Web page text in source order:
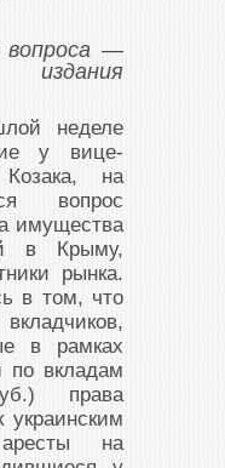
вопроса —
неделе
у вице-
на
вопрос
имущества
в Крыму,
рынка.
в том, что
в рамках
по вкладам
права
украинским
на